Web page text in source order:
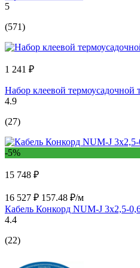
5
(571)
1 241 ₽
Набор клеевой
4.9
(27)
-5%
15 748 ₽
16 527 ₽ 157.48 ₽/м
Кабель Конкорд NUM-J 3х2,5-
4.4
(22)